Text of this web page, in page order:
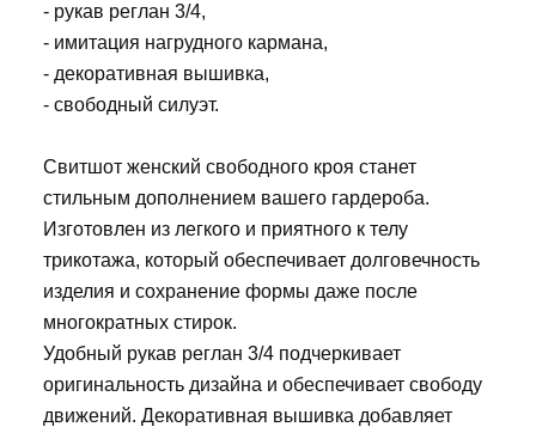
- рукав реглан 3/4,
- имитация нагрудного кармана,
- декоративная вышивка,
- свободный силуэт.
Свитшот женский свободного кроя станет
стильным дополнением вашего гардероба.
Изготовлен из легкого и приятного к телу
трикотажа, который обеспечивает долговечность
изделия и сохранение формы даже после
многократных стирок.
Удобный рукав реглан 3/4 подчеркивает
оригинальность дизайна и обеспечивает свободу
движений. Декоративная вышивка добавляет